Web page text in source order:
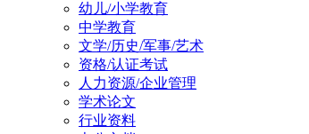
幼儿/小学教育
中学教育
文学/历史/军事/艺术
资格/认证考试
人力资源/企业管理
学术论文
行业资料